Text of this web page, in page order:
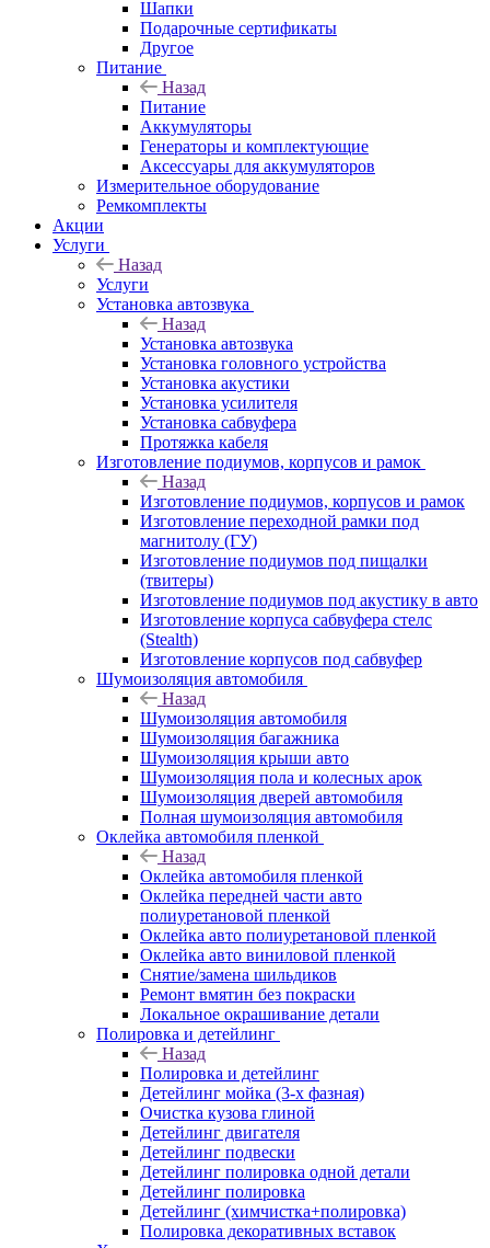
Шапки
Подарочные сертификаты
Другое
Питание
Назад
Питание
Аккумуляторы
Генераторы и комплектующие
Аксессуары для аккумуляторов
Измерительное оборудование
Ремкомплекты
Акции
Услуги
Назад
Услуги
Установка автозвука
Назад
Установка автозвука
Установка головного устройства
Установка акустики
Установка усилителя
Установка сабвуфера
Протяжка кабеля
Изготовление подиумов, корпусов и рамок
Назад
Изготовление подиумов, корпусов и рамок
Изготовление переходной рамки под
магнитолу (ГУ)
Изготовление подиумов под пищалки
(твитеры)
Изготовление подиумов под акустику в авто
Изготовление корпуса сабвуфера стелс
(Stealth)
Изготовление корпусов под сабвуфер
Шумоизоляция автомобиля
Назад
Шумоизоляция автомобиля
Шумоизоляция багажника
Шумоизоляция крыши авто
Шумоизоляция пола и колесных арок
Шумоизоляция дверей автомобиля
Полная шумоизоляция автомобиля
Оклейка автомобиля пленкой
Назад
Оклейка автомобиля пленкой
Оклейка передней части авто
полиуретановой пленкой
Оклейка авто полиуретановой пленкой
Оклейка авто виниловой пленкой
Снятие/замена шильдиков
Ремонт вмятин без покраски
Локальное окрашивание детали
Полировка и детейлинг
Назад
Полировка и детейлинг
Детейлинг мойка (3-х фазная)
Очистка кузова глиной
Детейлинг двигателя
Детейлинг подвески
Детейлинг полировка одной детали
Детейлинг полировка
Детейлинг (химчистка+полировка)
Полировка декоративных вставок